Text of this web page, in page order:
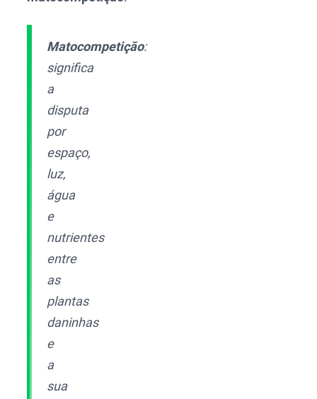
Matocompetição:
significa
a
disputa
por
espaço,
luz,
água
e
nutrientes
entre
as
plantas
daninhas
e
a
sua